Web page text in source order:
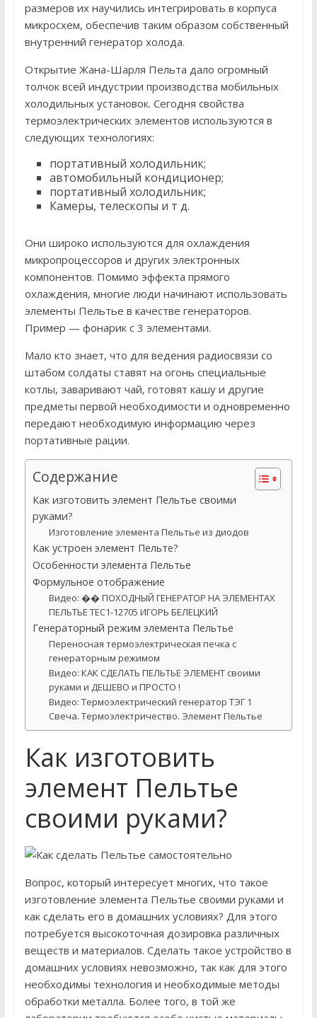
размеров их научились интегрировать в корпуса
микросхем, обеспечив таким образом собственный
внутренний генератор холода.
Открытие Жана-Шарля Пельта дало огромный
толчок всей индустрии производства мобильных
холодильных установок. Сегодня свойства
термоэлектрических элементов используются в
следующих технологиях:
портативный холодильник;
автомобильный кондиционер;
портативный холодильник;
Камеры, телескопы и т д.
Они широко используются для охлаждения
микропроцессоров и других электронных
компонентов. Помимо эффекта прямого
охлаждения, многие люди начинают использовать
элементы Пельтье в качестве генераторов.
Пример — фонарик с 3 элементами.
Мало кто знает, что для ведения радиосвязи со
штабом солдаты ставят на огонь специальные
котлы, заваривают чай, готовят кашу и другие
предметы первой необходимости и одновременно
передают необходимую информацию через
портативные рации.
Содержание
Как изготовить элемент Пельтье своими
руками?
Изготовление элемента Пельтье из диодов
Как устроен элемент Пельте?
Особенности элемента Пельтье
Формульное отображение
Видео: �� ПОХОДНЫЙ ГЕНЕРАТОР НА ЭЛЕМЕНТАХ
ПЕЛЬТЬЕ TEC1-12705 ИГОРЬ БЕЛЕЦКИЙ
Генераторный режим элемента Пельтье
Переносная термоэлектрическая печка с
генераторным режимом
Видео: КАК СДЕЛАТЬ ПЕЛЬТЬЕ ЭЛЕМЕНТ своими
руками и ДЕШЕВО и ПРОСТО !
Видео: Термоэлектрический генератор ТЭГ 1
Свеча. Термоэлектричество. Элемент Пельтье
Как изготовить
элемент Пельтье
своими руками?
Вопрос, который интересует многих, что такое
изготовление элемента Пельтье своими руками и
как сделать его в домашних условиях? Для этого
потребуется высокоточная дозировка различных
веществ и материалов. Сделать такое устройство в
домашних условиях невозможно, так как для этого
необходимы технология и необходимые методы
обработки металла. Более того, в той же